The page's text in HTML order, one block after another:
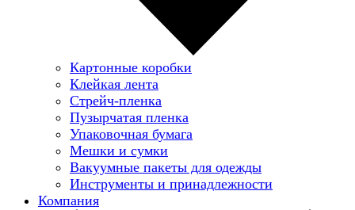
Картонные коробки
Клейкая лента
Стрейч-пленка
Пузырчатая пленка
Упаковочная бумага
Мешки и сумки
Вакуумные пакеты для одежды
Инструменты и принадлежности
Компания